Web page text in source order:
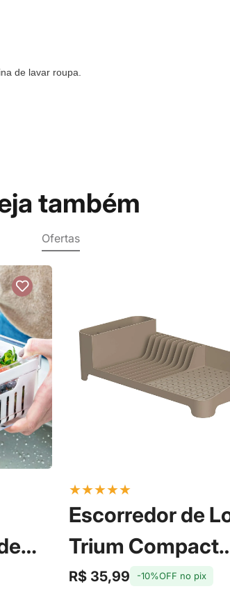
de lavar roupa.
também
Ofertas
★★★★★
Escorredor de
Trium Compact
Marrom
Preço
R$ 35,99
Preço
-10%OFF no pix